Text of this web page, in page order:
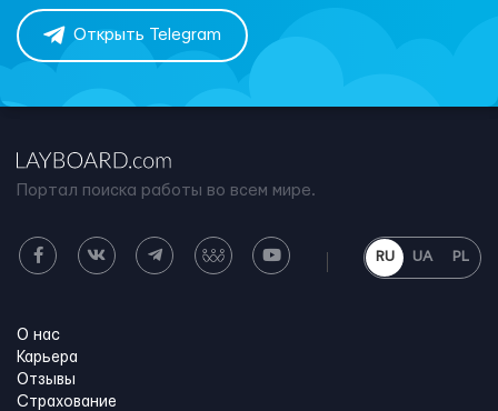
Открыть Telegram
Портал поиска работы во всем мире.
RU UA PL
О нас
Карьера
Отзывы
Страхование